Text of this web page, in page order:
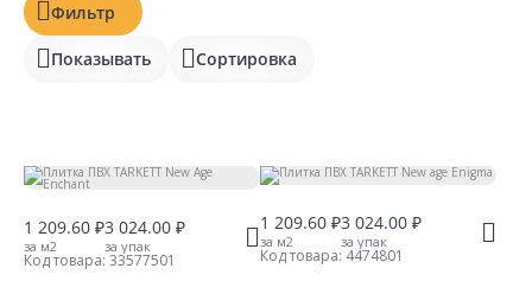
Отзывы
Производитель
Коллекция
Цвет
Фильтр
Показывать Сортировка
1 209.60 ₽
за м2
3 024.00 ₽
за упак
Код товара: 33577501
1 209.60 ₽
за м2
3 024.00 ₽
за упак
Код товара: 4474801